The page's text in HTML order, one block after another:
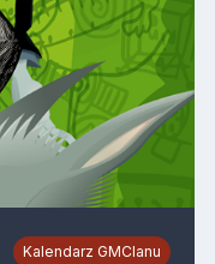
Kalendarz GMClanu